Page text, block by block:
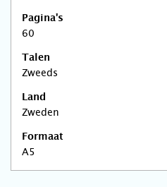
Pagina's
60
Talen
Zweeds
Land
Zweden
Formaat
A5